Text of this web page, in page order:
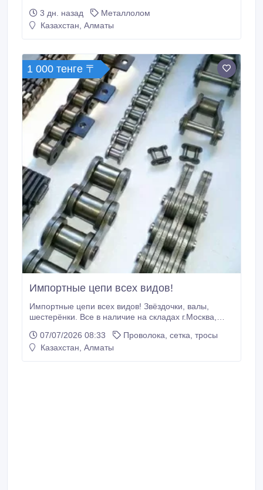
оптом, Дорого. Самовывоз (ВВГ, АВВГ, ВББШВ,
АВББШВ, КВВГ, КВББШВ, ААШВ, ААБЛ, АСБ, КГ-хл,
город.
3 дн. назад
Металлолом
Казахстан, Алматы
1 000 тенге 〒
Импортные цепи всех видов!
Импортные цепи всех видов! Звёздочки, валы,
шестерёнки. Все в наличие на складах г.Москва,
Работаем по всей России. Доставка любым
способом! -ПРИВОДНЫЕ ЦЕПИ -ТЯГОВЫЕ ЦЕПИ
07/07/2026 08:33
Проволока, сетка, тросы
Казахстан, Алматы